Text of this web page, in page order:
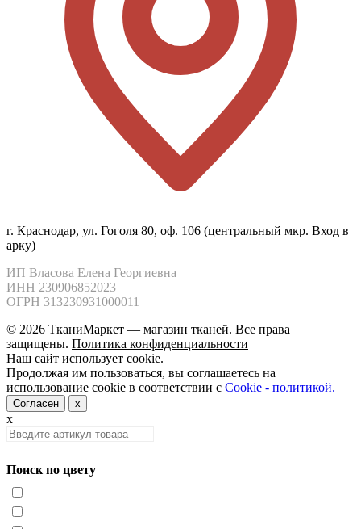
г. Краснодар, ул. Гоголя 80, оф. 106 (центральный мкр. Вход в
арку)
ИП Власова Елена Георгиевна
ИНН 230906852023
ОГРН 313230931000011
© 2026 ТканиМаркет — магазин тканей. Все права
защищены. Политика конфиденциальности
Наш сайт использует cookie.
Продолжая им пользоваться, вы соглашаетесь на
использование cookie в соответствии с Cookie - политикой.
Согласен x
x
Поиск по цвету